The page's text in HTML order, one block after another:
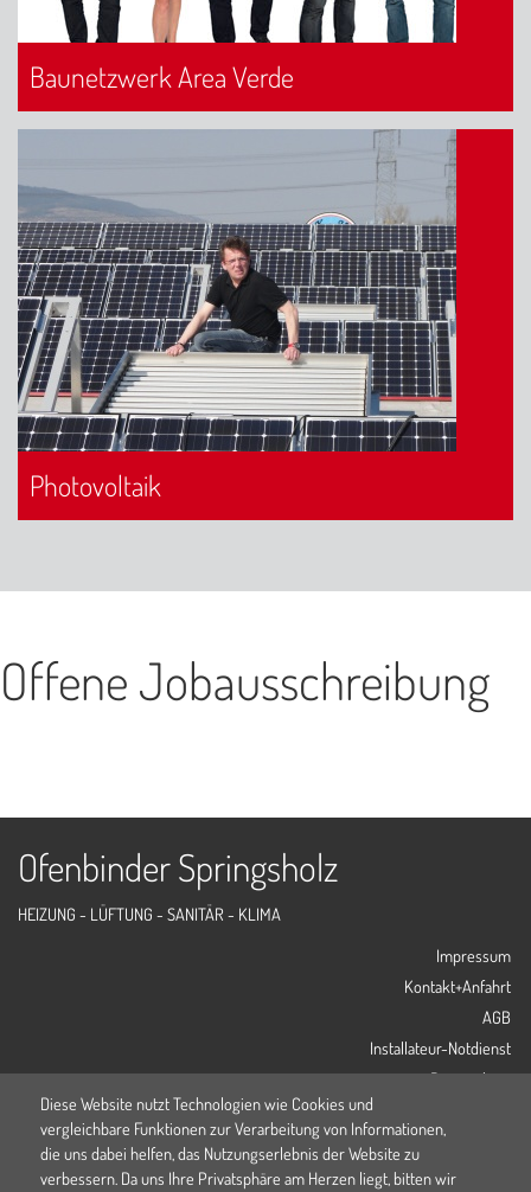
Diese Website nutzt Technologien wie Cookies und
vergleichbare Funktionen zur Verarbeitung von Informationen,
die uns dabei helfen, das Nutzungserlebnis der Website zu
verbessern. Da uns Ihre Privatsphäre am Herzen liegt, bitten wir
Baunetzwerk Area Verde
Photovoltaik
Offene Jobausschreibung
Ofenbinder Springsholz
HEIZUNG - LÜFTUNG - SANITÄR - KLIMA
Impressum
Kontakt+Anfahrt
AGB
Installateur-Notdienst
Datenschutz
Mariazellerstraße 216
3100 St.Pölten